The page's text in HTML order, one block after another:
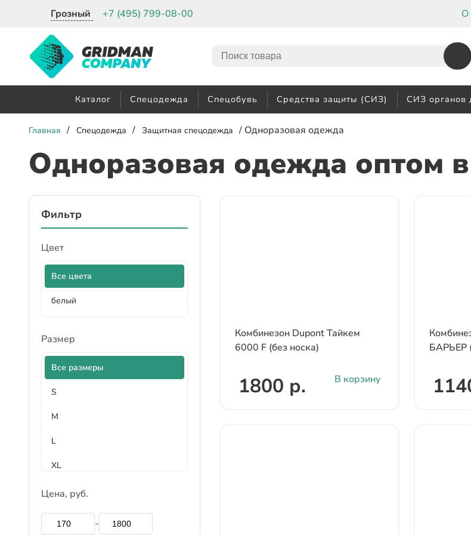
Грозный +7 (495) 799-08-00 О
Каталог Спецодежда Спецобувь Средства защиты (СИЗ) СИЗ органов
Главная / Спецодежда / Защитная спецодежда / Одноразовая одежда
Одноразовая одежда оптом
Фильтр
Цвет
Все цвета
белый
Размер
Все размеры
S
M
L
XL
XXL
XXXL
Цена, руб.
-
Комбинезон Dupont Тайкем
6000 F (без носка)
1800 р. В корзину
БАРЬЕР